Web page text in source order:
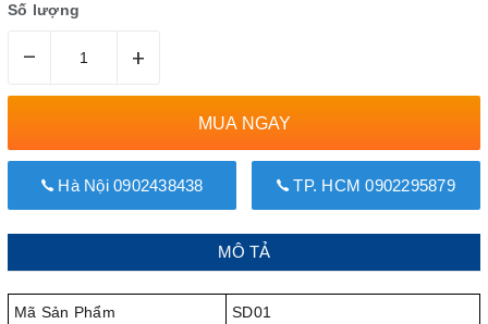
Số lượng
– +
MUA NGAY
Hà Nội 0902438438 TP. HCM 0902295879
MÔ TẢ
Mã Sản Phẩm SD01